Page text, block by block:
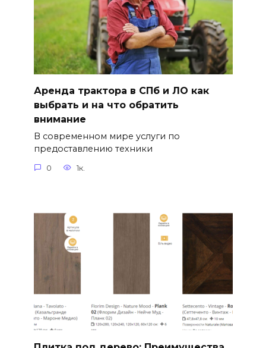
Аренда трактора в СПб и ЛО как
выбрать и на что обратить
внимание
В современном мире услуги по
предоставлению техники
0 1к.